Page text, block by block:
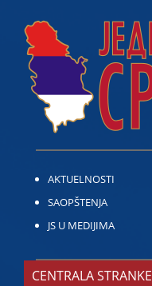
AKTUELNOSTI
SAOPŠTENJA
JS U MEDIJIMA
CENTRALA STRANKE